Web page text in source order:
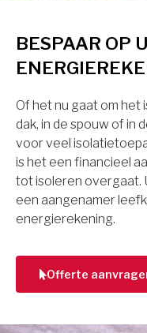
BESPAAR OP
Of het nu gaat om het
dak, in de spouw of in
voor veel
is het een financieel
tot isoleren overgaat.
een aangenamer
energierekening.
Offerte